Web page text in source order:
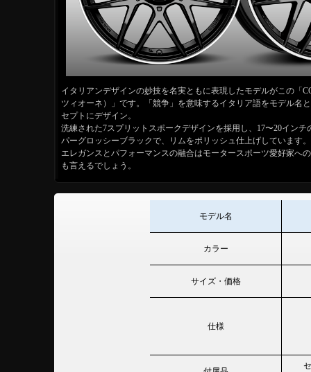
イタリアンデザインの妙技を名実ともに表現したモデルがこの「
ツィオーネ）」です。「競争」を意味するイタリア語をモデル名と
セプトにデザイン。
洗練された7スプリットスポークデザインを採用し、17〜20イン
パーグロッシーブラックで、リムをポリッシュ仕上げしています。
エレガンスとパフォーマンスの融合はモータースポーツ愛好家へ
も言えるでしょう。
モデル名
カラー
サイズ・価格
仕様